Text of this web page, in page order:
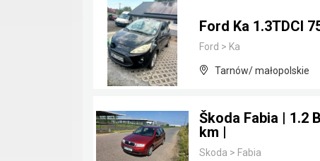
Ford Ka 1.3TDCI
Ford > Ka
Tarnów/ małopolskie
Škoda Fabia | 1.2
km |
Skoda > Fabia